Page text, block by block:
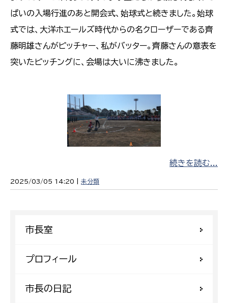
ぱいの入場行進のあと開会式、始球式と続きました。始球
式では、大洋ホエールズ時代からの名クローザーである齊
藤明雄さんがピッチャー、私がバッター。齊藤さんの意表を
突いたピッチングに、会場は大いに沸きました。
続きを読む...
2025/03/05 14:20 | 未分類
市長室
プロフィール
市長の日記